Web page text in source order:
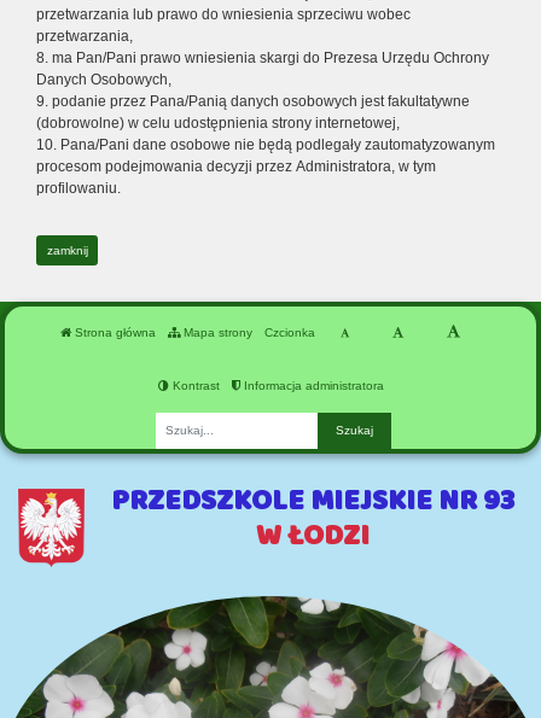
przetwarzania lub prawo do wniesienia sprzeciwu wobec
przetwarzania,
8. ma Pan/Pani prawo wniesienia skargi do Prezesa Urzędu Ochrony
Danych Osobowych,
9. podanie przez Pana/Panią danych osobowych jest fakultatywne
(dobrowolne) w celu udostępnienia strony internetowej,
10. Pana/Pani dane osobowe nie będą podlegały zautomatyzowanym
procesom podejmowania decyzji przez Administratora, w tym
profilowaniu.
zamknij
Strona główna Mapa strony Czcionka
Kontrast Informacja administratora
PRZEDSZKOLE MIEJSKIE NR 93
W ŁODZI